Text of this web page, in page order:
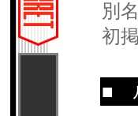
別
初
■